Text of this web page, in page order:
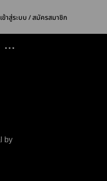
เข้าสู่ระบบ / สมัครสมาชิก